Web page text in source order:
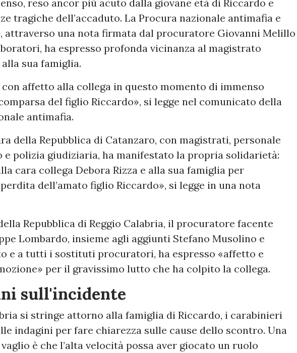
reso ancor più acuto dalla giovane età di Riccardo e
tragiche dell’accaduto. La Procura nazionale antimafia e
una nota firmata dal procuratore Giovanni Melillo
ha espresso profonda vicinanza al magistrato
sua famiglia.
affetto alla collega in questo momento di immenso
del figlio Riccardo», si legge nel comunicato della
antimafia.
della Repubblica di Catanzaro, con magistrati, personale
polizia giudiziaria, ha manifestato la propria solidarietà:
cara collega Debora Rizza e alla sua famiglia per
dell’amato figlio Riccardo», si legge in una nota
Repubblica di Reggio Calabria, il procuratore facente
Lombardo, insieme agli aggiunti Stefano Musolino e
e a tutti i sostituti procuratori, ha espresso «affetto e
per il gravissimo lutto che ha colpito la collega.
sull'incidente
si stringe attorno alla famiglia di Riccardo, i carabinieri
indagini per fare chiarezza sulle cause dello scontro. Una
è che l’alta velocità possa aver giocato un ruolo